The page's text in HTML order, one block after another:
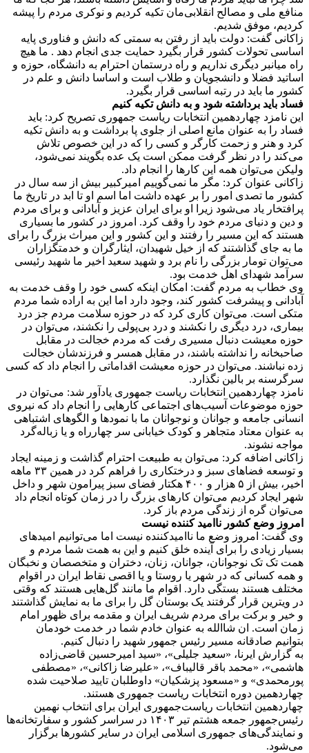
منافع ملی و مصالح انقلابی‌مان تکیه کردیم و نوکری مردم را پیشه
کردیم، موفق شدیم.
زاکانی گفت: دولت باید از رفتن به سمتی که دانش و فناوری پایه
اساسی تحولات کشور قرار بگیرد حمایت جدی انجام دهد . ما هیچ
راه میانبر دیگری نداریم و راه درستمان احترام به دانشگاه، حوزه و
اساتید فضلا و دانشجویان و طلاب است و اساسا دانش و علم در
کشور ما باید در رتبه اساسی قرار بگیرد.
فساد باید برداشته شود و به دانش تکیه کنیم
این نامزد چهاردهمین انتخابات ریاست جمهوری تصریح کرد: باید
فساد را به عنوان مانع اصلی از جلوی پا برداشت و به دانش تکیه
کرد و هنر و زحمت کارگر و کسی را که در این خصوص تلاش
می‌کند را در نظر گرفت ممکن است یک عده بگویند نمی‌شود،
ولیکن می‌توان همه این کارها را انجام داد.
زاکانی عنوان کرد: مگر ما نمی‌گوییم امیرکبیر بیش از سه سال در
کشور ما تصدی امور را بر عهده داشت اما اسم او تا ابد در تاریخ ما
پرافتخار یاد می‌شود زیرا او برای ایران عزیز و آبادانی و برای مردم
و دین و دنیای مردم خود را وقف کرد. امروز در کشور ما بسیاری
هستند که این مسیر را رفتند و این کشور و این میراث بزرگ را برای
ما به جای گذاشتند که از خیل شهیدان، ایثارگران و خدمتگزاران
می‌توان تومار بزرگی را نام برد و شهید سعید اخیر ما شهید رئیسی
سرآمد شهدای اهل خدمت بود.
وی خطاب به مردم گفت: امکان اینکه کسی خود را وقف خدمت به
آبادانی و پیشرفت کشور کند، وجود دارد اما این به اراده شما مردم
متکی است. می‌توان کاری کرد که در حوزه سلامت مردم جز درد
بیماری، درد دیگری را نکشند و درد بی‌پولی را نکشند، می‌توان در
حوزه معیشت دنبال مسیری رفت که مردم خجالت در مقابل
صاحبخانه را نداشته باشند، در مقابل همسر و فرزندشان خجالت
زده نباشند. می‌توان در حوزه معیشت اقداماتی را انجام داد که کسی
سرگرسنه‌ بر بالین نگذارد.
نامزد چهاردهمین انتخابات ریاست جمهوری یادآور شد: می‌توان در
حوزه موضوعات آسیب‌های اجتماعی کارهایی را انجام داد که نیروی
انسانی جامعه و جوانان و نوجوانان ما با نمودها و الگوهای اشتباهی
به عنوان معتاد متجاهر و کودک خیابانی سر چهارراه و یا زباله‌گرد
مواجه نشوند.
زاکانی اضافه کرد: می‌توان به طبیعت احترام گذاشت و زمینه ایجاد
و توسعه فضاهای سبز و درختکاری را فراهم کرد در همین ۳۳ ماهه
اخیر، بیش از ۵ هزار و ۴۰۰ هکتار فضای سبز پیرامون شهر و داخل
شهر ایجاد کردیم می‌توان کارهای بزرگ را در زمان کوتاه انجام داد
می‌توان گره از زندگی مردم باز کرد.
امروز وضع کشور ناامید کننده نیست
وی گفت: امروز وضع ما ناامیدکننده نیست اما می‌توانیم امیدهای
بسیار زیادی را برای آینده خلق کنیم و این به همت شما مردم و
همت تک تک نوجوانان، جوانان، زنان، دختران و متخصصان و نخبگان
و همه کسانی که در شهر یا روستا و یا اقصی نقاط ایران در اقوام
مختلف هستند بستگی دارد. اقوام ما مانند گل‌هایی هستند که وقتی
در ویترین قرار گرفتند یک بوستان گل را برای ما به نمایش گذاشتند
و خیر و برکت برای مردم شریف ایران و مقدمه برای ظهور امام
زمان است. ان شاالله به عنوان خادم شما در خدمت خودمان
بتوانیم صادقانه مسیر رئیس جمهور شهید را دنبال کنیم.
به گزارش ایرنا، «سعید جلیلی»، «سید امیرحسین قاضی‌زاده
هاشمی»، «محمد باقر قالیباف»، «علیرضا زاکانی»، «مصطفی
پورمحمدی» و «مسعود پزشکیان» داوطلبان تایید صلاحیت شده
چهاردهمین دوره انتخابات ریاست جمهوری هستند.
چهاردهمین انتخابات ریاست‌جمهوری ایران برای انتخاب نهمین
رئیس‌جمهور جمعه هشتم تیر ۱۴۰۳ در سراسر کشور و سفارتخانه‌ها
و نمایندگی‌های جمهوری اسلامی ایران در سایر کشورها برگزار
می‌شود.